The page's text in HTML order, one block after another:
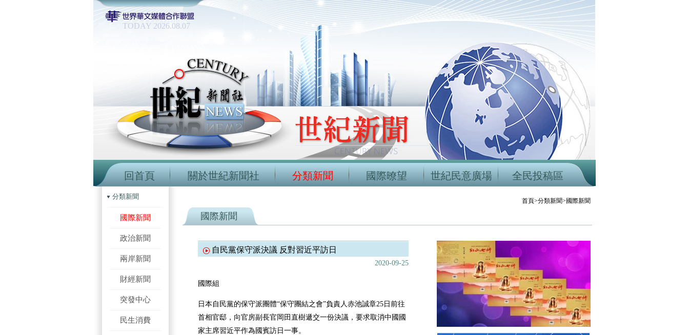
TODAY 2026.08.07
回首頁 關於世紀新聞社 分類新聞 國際暸望 世紀民意廣場 全民投稿區
分類新聞
國際新聞
政治新聞
兩岸新聞
財經新聞
突發中心
民生消費
首頁>分類新聞>國際新聞
國際新聞
自民黨保守派決議 反對習近平訪日
2020-09-25
國際組
日本自民黨的保守派團體“保守團結之會”負責人赤池誠章25日前往
首相官邸，向官房副長官岡田直樹遞交一份決議，要求取消中國國
家主席習近平作為國賓訪日一事。